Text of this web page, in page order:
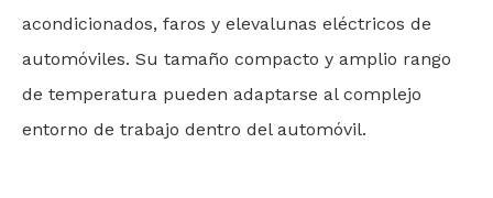
acondicionados, faros y elevalunas eléctricos de
automóviles. Su tamaño compacto y amplio rango
de temperatura pueden adaptarse al complejo
entorno de trabajo dentro del automóvil.